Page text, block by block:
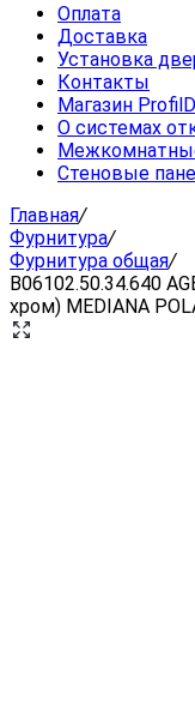
Оплата
Доставка
Установка
Контакты
Магазин
О системах
Стеновые
Главная/
Фурнитура/
Фурнитура общая/
B06102.50.34.640
хром) MEDIANA